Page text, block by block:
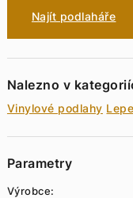
Najít podlaháře
Nalezno v
Vinylové podlahy
Parametry
Výrobce: